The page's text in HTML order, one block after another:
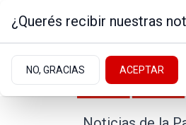
¿Querés recibir nuestras
NO, GRACIAS ACEPTAR